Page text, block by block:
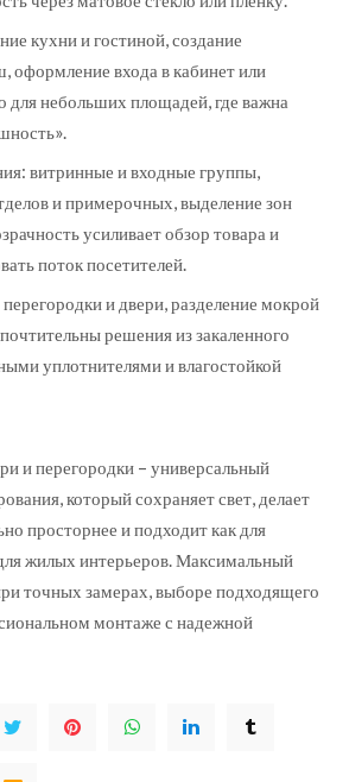
кухни и гостиной, создание
оформление входа в кабинет или
для небольших площадей, где важна
витринные и входные группы,
и примерочных, выделение зон
усиливает обзор товара и
поток посетителей.
и двери, разделение мокрой
решения из закаленного
уплотнителями и влагостойкой
и перегородки – универсальный
который сохраняет свет, делает
просторнее и подходит как для
жилых интерьеров. Максимальный
точных замерах, выборе подходящего
монтаже с надежной